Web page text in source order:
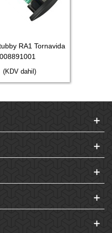
RA1 Tornavida
(KDV dahil)